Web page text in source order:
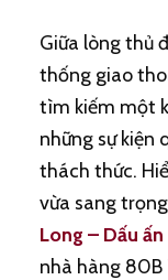
Giữa lòng thủ
thống giao
tìm kiếm một
những sự kiện
thách thức.
vừa sang
Long – Dấu
nhà hàng 80B